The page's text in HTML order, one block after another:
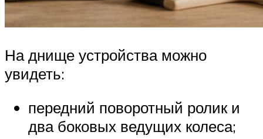
На днище устройства можно
увидеть:
передний поворотный ролик и
два боковых ведущих колеса;